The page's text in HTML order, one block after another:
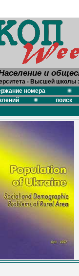
и
- Высшей школы
номера
поиск